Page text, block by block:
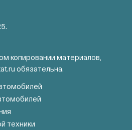
копировании материалов,
обязательна.
техники